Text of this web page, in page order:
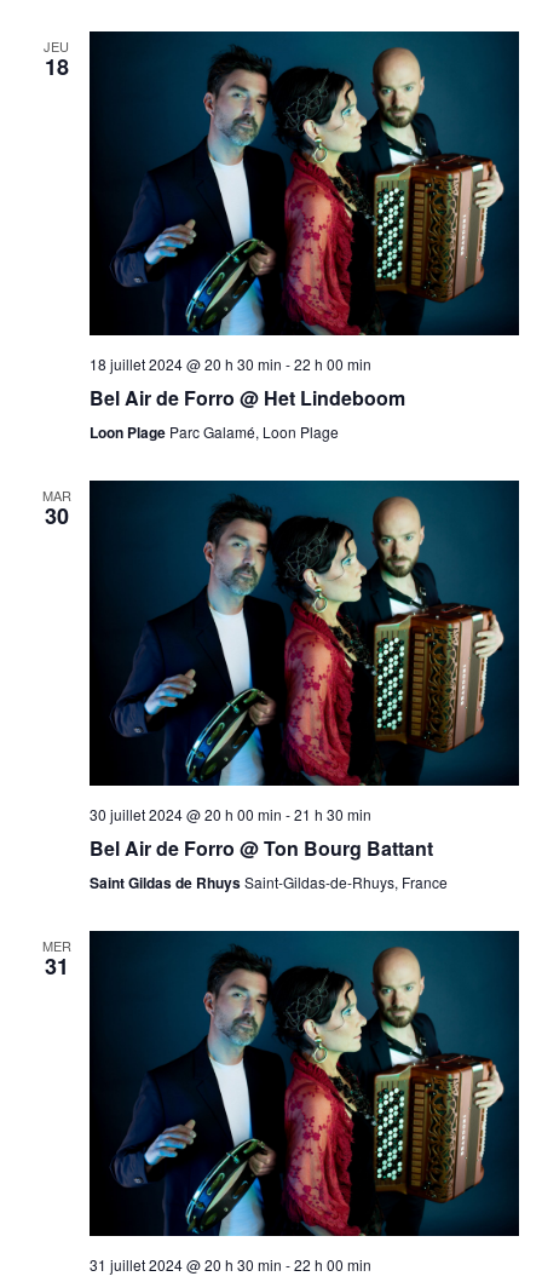
JEU
18
18 juillet 2024 @ 20 h 30 min -22 h 00 min
Bel Air de Forro @ Het Lindeboom
Loon Plage Parc Galamé, Loon Plage
MAR
30
30 juillet 2024 @ 20 h 00 min -21 h 30 min
Bel Air de Forro @ Ton Bourg Battant
Saint Gildas de RhuysSaint-Gildas-de-Rhuys, France
MER
31
31 juillet 2024 @ 20 h 30 min -22 h 00 min